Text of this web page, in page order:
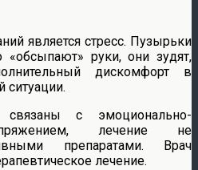
является стресс. Пузырьки
«обсыпают» руки, они зудят,
дискомфорт в
ситуации.
с эмоционально-
лечение не
препаратами. Врач
лечение.